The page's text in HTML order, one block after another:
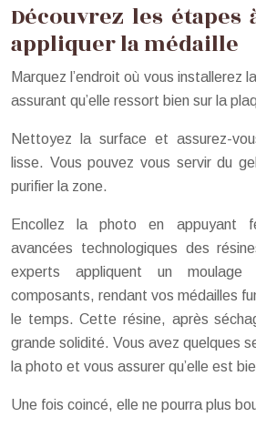
Découvrez les
appliquer la médaille
Marquez l’endroit où vous installerez
assurant qu’elle ressort bien sur la
Nettoyez la surface et assurez-
lisse. Vous pouvez vous servir du
purifier la zone.
Encollez la photo en appuyant
avancées technologiques des
experts appliquent un
composants, rendant vos médailles
le temps. Cette résine, après
grande solidité. Vous avez quelques
la photo et vous assurer qu’elle est
Une fois coincé, elle ne pourra plus